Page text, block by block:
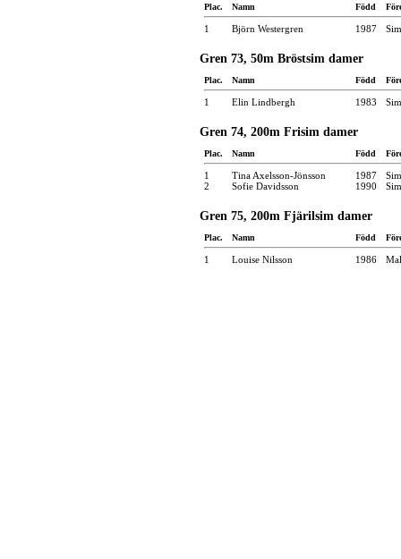
Plac. Namn Född
1 Björn Westergren 1987
Gren 73, 50m Bröstsim damer
Plac. Namn Född
1 Elin Lindbergh 1983
Gren 74, 200m Frisim damer
Plac. Namn Född
1 Tina Axelsson-Jönsson 1987
2
Sofie Davidsson 1990
Gren 75, 200m Fjärilsim damer
Plac. Namn Född
1 Louise Nilsson 1986